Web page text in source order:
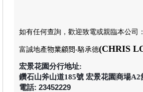
如有任何查詢，歡迎致電或親臨本公司 ：
富誠地產物業顧問-駱承德(CHRIS
宏景花園分行地址:
鑽石山斧山道185號 宏景花園商場
電話: 23452229